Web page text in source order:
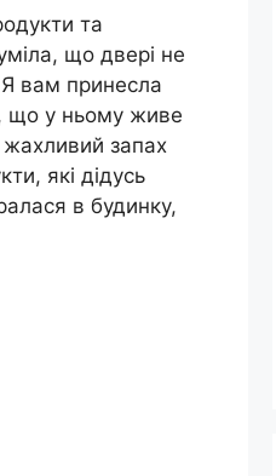
та
що двері не
Я вам принесла
що у ньому живе
жахливий запах
які дідусь
в будинку,